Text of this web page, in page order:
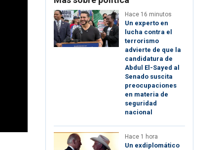
Hace 16 minutos
Un experto en
lucha contra el
terrorismo
advierte de que la
candidatura de
Abdul El-Sayed al
Senado suscita
preocupaciones
en materia de
seguridad
nacional
Hace 1 hora
Un exdiplomático